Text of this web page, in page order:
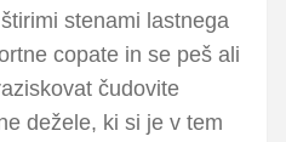
stenami lastnega
copate in se peš ali
čudovite
dežele, ki si je v tem